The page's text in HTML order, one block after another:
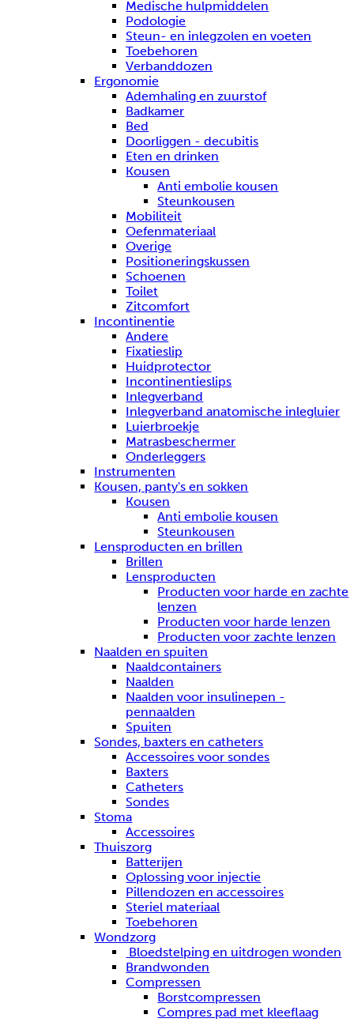
Medische hulpmiddelen
Podologie
Steun- en inlegzolen en voeten
Toebehoren
Verbanddozen
Ergonomie
Ademhaling en zuurstof
Badkamer
Bed
Doorliggen - decubitis
Eten en drinken
Kousen
Anti embolie kousen
Steunkousen
Mobiliteit
Oefenmateriaal
Overige
Positioneringskussen
Schoenen
Toilet
Zitcomfort
Incontinentie
Andere
Fixatieslip
Huidprotector
Incontinentieslips
Inlegverband
Inlegverband anatomische inlegluier
Luierbroekje
Matrasbeschermer
Onderleggers
Instrumenten
Kousen, panty's en sokken
Kousen
Anti embolie kousen
Steunkousen
Lensproducten en brillen
Brillen
Lensproducten
Producten voor harde en zachte
lenzen
Producten voor harde lenzen
Producten voor zachte lenzen
Naalden en spuiten
Naaldcontainers
Naalden
Naalden voor insulinepen -
pennaalden
Spuiten
Sondes, baxters en catheters
Accessoires voor sondes
Baxters
Catheters
Sondes
Stoma
Accessoires
Thuiszorg
Batterijen
Oplossing voor injectie
Pillendozen en accessoires
Steriel materiaal
Toebehoren
Wondzorg
Bloedstelping en uitdrogen wonden
Brandwonden
Compressen
Borstcompressen
Compres pad met kleeflaag